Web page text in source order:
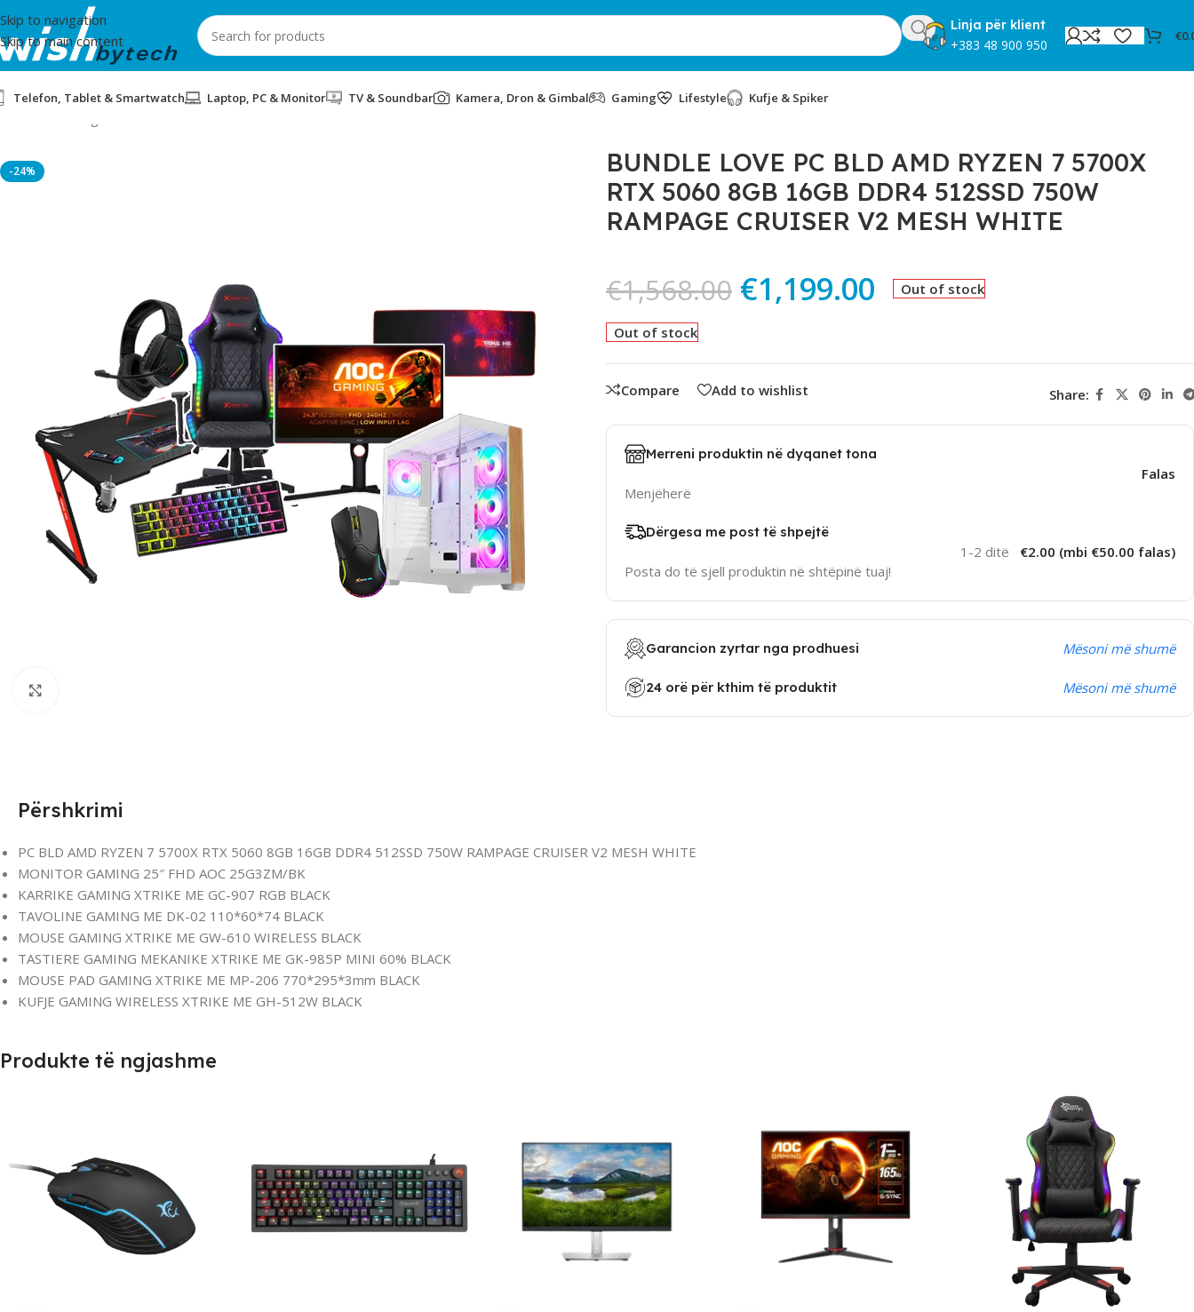
Skip to navigation
Skip to main content
Linja për klient
+383 48 900 950
€
Telefon, Tablet & Smartwatch Laptop, PC & Monitor TV & Soundbar Kamera, Dron & Gimbal Gaming Lifestyle Kufje & Spiker
-24%
BUNDLE LOVE PC BLD AMD RYZEN 7 5700X
RTX 5060 8GB 16GB DDR4 512SSD 750W
RAMPAGE CRUISER V2 MESH WHITE
€1,568.00 €1,199.00 Out of stock
Out of stock
Compare Add to wishlist Share:
Merreni produktin në dyqanet tona
Menjëherë
Falas
Dërgesa me post të shpejtë
Posta do të sjell produktin në shtëpinë tuaj!
1-2 ditë €2.00 (mbi €50.00 falas)
Garancion zyrtar nga prodhuesi Mësoni më shumë
24 orë për kthim të produktit Mësoni më shumë
Përshkrimi
PC BLD AMD RYZEN 7 5700X RTX 5060 8GB 16GB DDR4 512SSD 750W RAMPAGE CRUISER V2 MESH WHITE
MONITOR GAMING 25″ FHD AOC 25G3ZM/BK
KARRIKE GAMING XTRIKE ME GC-907 RGB BLACK
TAVOLINE GAMING ME DK-02 110*60*74 BLACK
MOUSE GAMING XTRIKE ME GW-610 WIRELESS BLACK
TASTIERE GAMING MEKANIKE XTRIKE ME GK-985P MINI 60% BLACK
MOUSE PAD GAMING XTRIKE ME MP-206 770*295*3mm BLACK
KUFJE GAMING WIRELESS XTRIKE ME GH-512W BLACK
Produkte të ngjashme